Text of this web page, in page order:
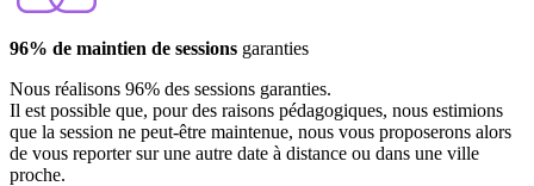
96% de maintien de sessions garanties
Nous réalisons 96% des sessions garanties.
Il est possible que, pour des raisons pédagogiques, nous estimions
que la session ne peut-être maintenue, nous vous proposerons alors
de vous reporter sur une autre date à distance ou dans une ville
proche.